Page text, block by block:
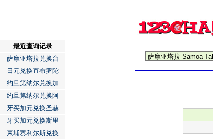
最近查询记录
萨摩亚塔拉兑换台
日元兑换直布罗陀
约旦第纳尔兑换加
约旦第纳尔兑换阿
牙买加元兑换圣赫
牙买加元兑换斯里
柬埔寨利尔斯兑换